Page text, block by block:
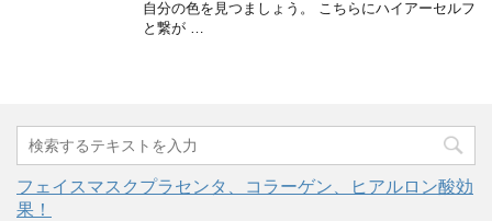
自分の色を見つましょう。 こちらにハイアーセルフ
と繋が …
フェイスマスクプラセンタ、コラーゲン、ヒアルロン酸効
果！